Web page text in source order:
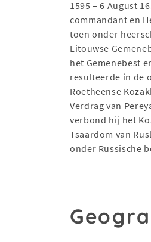
1595 – 6 August
commandant en
toen onder
Litouwse
het Gemenebest
resulteerde in de
Roetheense
Verdrag van
verbond hij het
Tsaardom van
onder Russische